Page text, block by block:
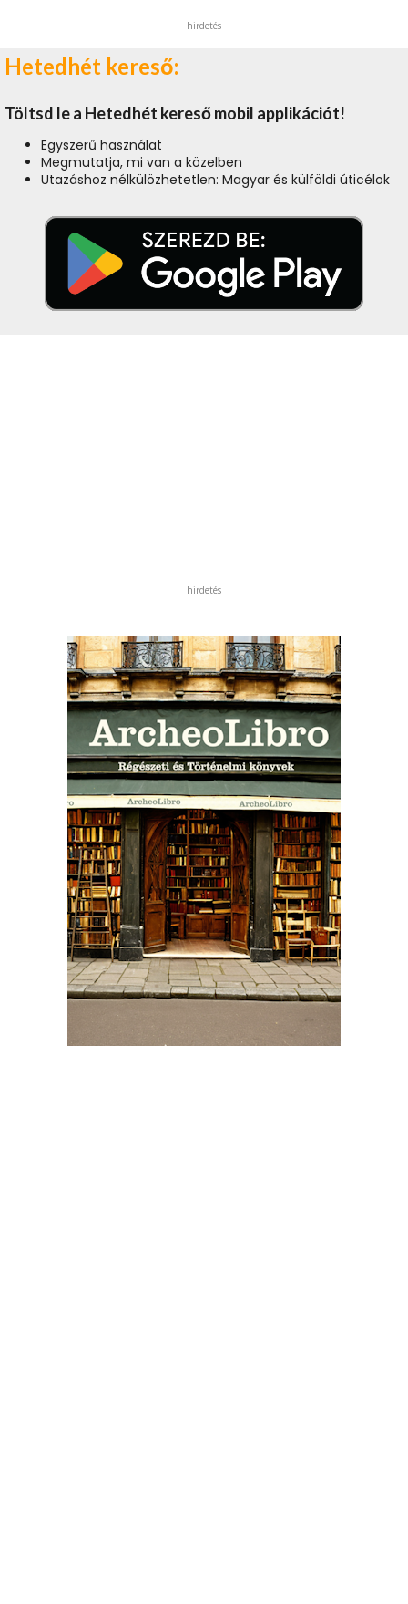
hirdetés
Hetedhét kereső:
Töltsd le a Hetedhét kereső mobil applikációt!
Egyszerű használat
Megmutatja, mi van a közelben
Utazáshoz nélkülözhetetlen: Magyar és külföldi úticélok
hirdetés